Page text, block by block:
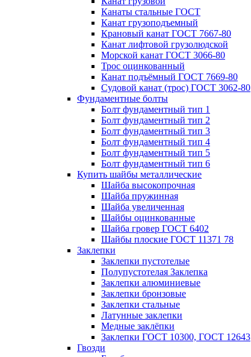
Канаты стальные ГОСТ
Канат грузоподъемный
Крановый канат ГОСТ 7667-80
Канат лифтовой грузолюдской
Морской канат ГОСТ 3066-80
Трос оцинкованный
Канат подъёмный ГОСТ 7669-80
Судовой канат (трос) ГОСТ 3062-80
Фундаментные болты
Болт фундаментный тип 1
Болт фундаментный тип 2
Болт фундаментный тип 3
Болт фундаментный тип 4
Болт фундаментный тип 5
Болт фундаментный тип 6
Купить шайбы металлические
Шайба высокопрочная
Шайба пружинная
Шайба увеличенная
Шайбы оцинкованные
Шайба гровер ГОСТ 6402
Шайбы плоские ГОСТ 11371 78
Заклепки
Заклепки пустотелые
Полупустотелая Заклепка
Заклепки алюминиевые
Заклепки бронзовые
Заклепки стальные
Латунные заклепки
Медные заклёпки
Заклепки ГОСТ 10300, ГОСТ 12643
Гвозди